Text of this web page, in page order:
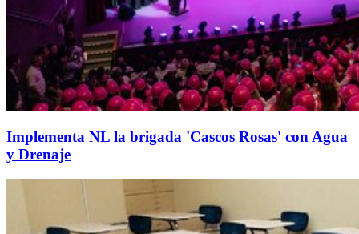
Implementa NL la brigada 'Cascos Rosas' con Agua
y Drenaje